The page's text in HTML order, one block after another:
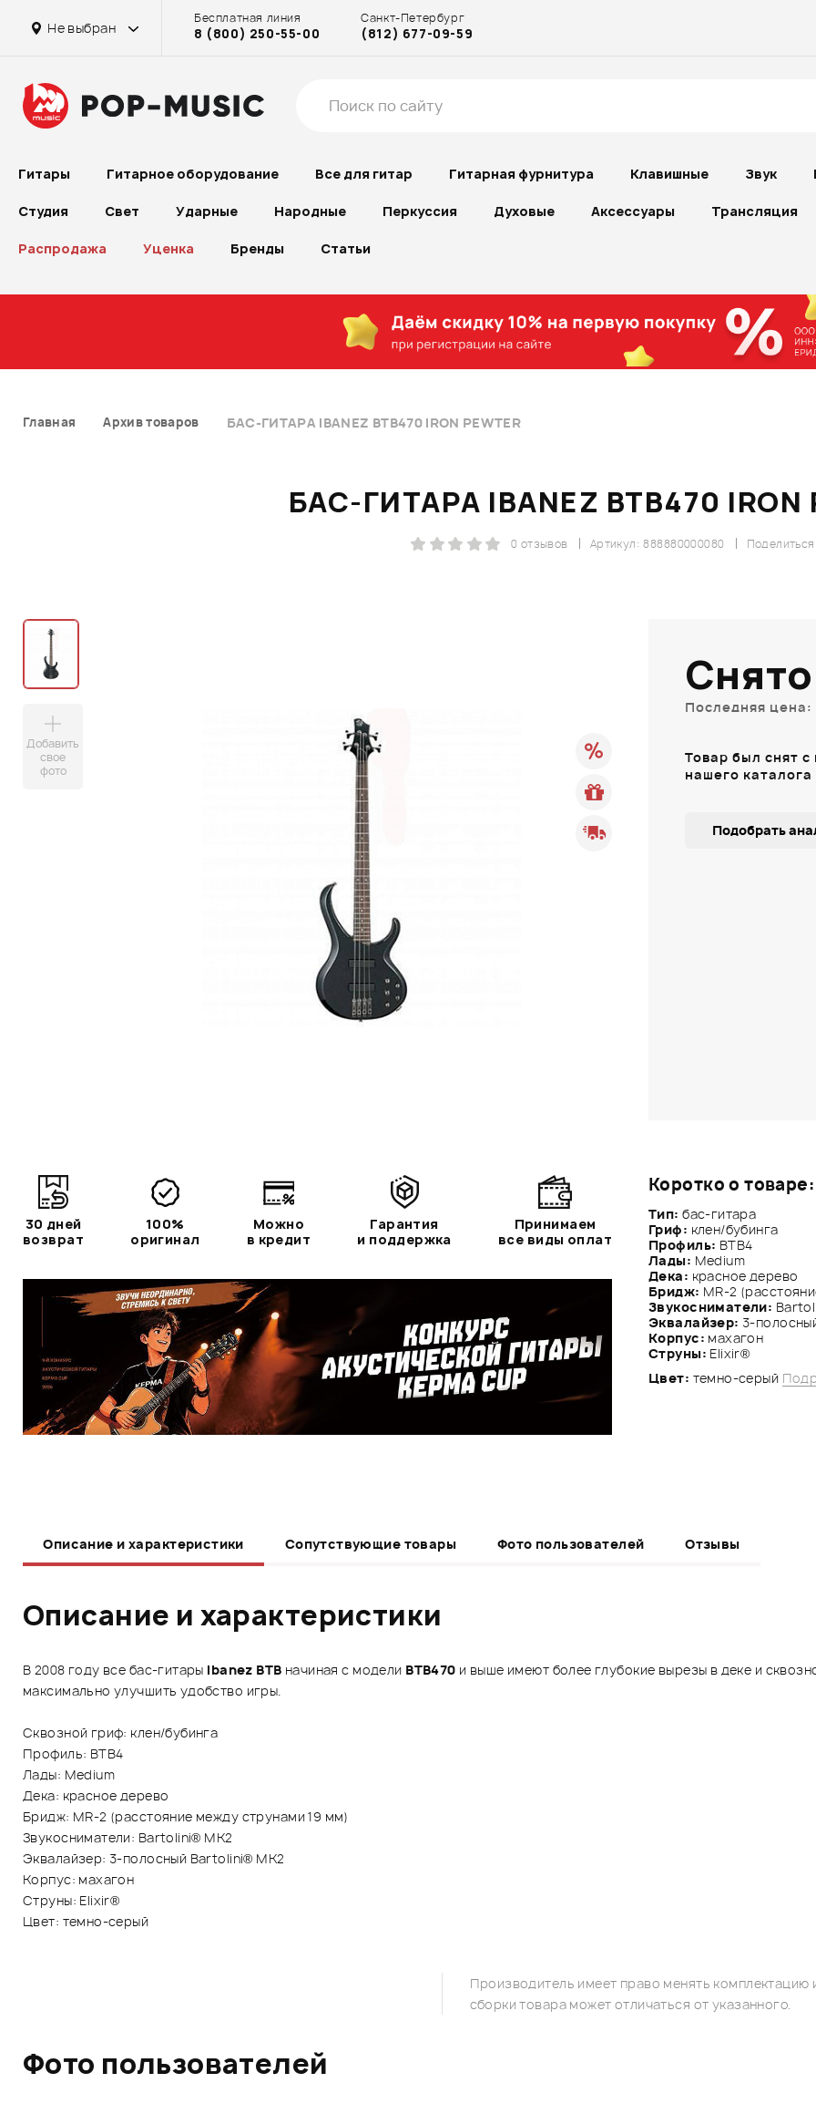
Не выбран
Бесплатная линия
8 (800) 250-55-00
Санкт-Петербург
(812) 677-09-59
Гитары Гитарное оборудование Все для гитар Гитарная фурнитура Клавишные Звук
Студия Свет Ударные Народные Перкуссия Духовые Аксессуары Трансляция
Распродажа Уценка Бренды Статьи
Главная Архив товаров БАС-ГИТАРА IBANEZ BTB470 IRON PEWTER
БАС-ГИТАРА IBANEZ BTB470 IRON
Поделиться
Артикул: 888880000080
0 отзывов
Добавить
свое
фото
Коротко о товаре:
Тип: бас-гитара
Гриф: клен/бубинга
Профиль: BTB4
Лады: Medium
Дека: красное дерево
Бридж: MR-2
Звукосниматели:
Эквалайзер: 3-
Корпус: махагон
Струны: Elixir®
Цвет: темно-серый
Последняя цена:
Товар был снят
нашего каталога
Подобрать
30 дней
возврат
100%
оригинал
Можно
в кредит
Гарантия
и поддержка
Принимаем
все виды оплат
Описание и характеристики Сопутствующие товары Фото пользователей Отзывы
Описание и характеристики
В 2008 году все бас-гитары Ibanez BTB начиная с модели BTB470 и выше имеют более глубокие вырезы в деке и
максимально улучшить удобство игры.
Сквозной гриф: клен/бубинга
Профиль: BTB4
Лады: Medium
Дека: красное дерево
Бридж: MR-2 (расстояние между струнами 19 мм)
Звукосниматели: Bartolini® MK2
Эквалайзер: 3-полосный Bartolini® MK2
Корпус: махагон
Струны: Elixir®
Цвет: темно-серый
Производитель имеет право менять
сборки товара может отличаться от указанного.
Фото пользователей